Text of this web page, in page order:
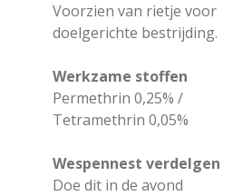
Voorzien van rietje voor
doelgerichte bestrijding.
Werkzame stoffen
Permethrin 0,25% /
Tetramethrin 0,05%
Wespennest verdelgen
Doe dit in de avond